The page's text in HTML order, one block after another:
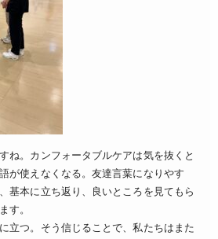
ね。カンフォータブルケアは気を抜くと
が使えなくなる。友達言葉になりやす
基本に立ち返り、良いところを見てもら
す。
立つ。そう信じることで、私たちはまた